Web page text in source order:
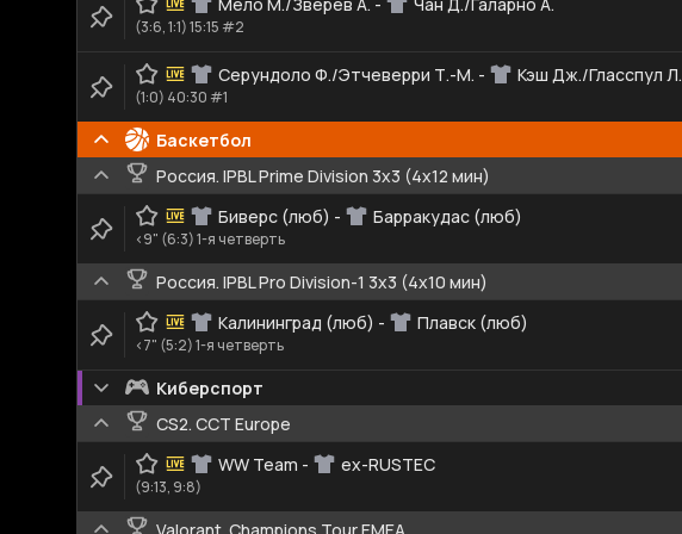
(3:6, 1:1) 15:15 #2
Серундоло Ф./Этчеверри Т.-М. - Кэш Дж./Гласспул Л.
(1:0) 40:30 #1
Баскетбол
Россия. IPBL Prime Division 3x3 (4x12 мин)
Биверс (люб) - Барракудас (люб)
<9" (6:3) 1-я четверть
Россия. IPBL Pro Division-1 3x3 (4x10 мин)
Калининград (люб) - Плавск (люб)
<7" (5:2) 1-я четверть
Киберспорт
CS2. CCT Europe
WW Team - ex-RUSTEC
(9:13, 9:8)
Valorant. Champions Tour EMEA